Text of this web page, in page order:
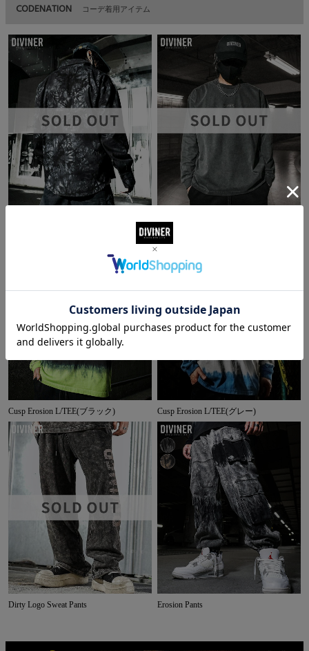
CODENATION コーデ着用アイテム
Cusp Erosion L/TEE(ブラック) Cusp Erosion L/TEE(グレー)
Dirty Logo Sweat Pants Erosion Pants